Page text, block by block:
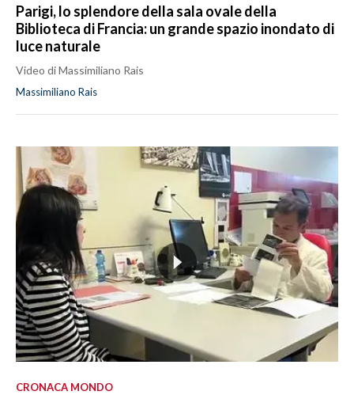
Parigi, lo splendore della sala ovale della
Biblioteca di Francia: un grande spazio inondato di
luce naturale
Video di Massimiliano Rais
Massimiliano Rais
CRONACA MONDO